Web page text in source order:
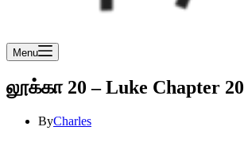
Menu
லூக்கா 20 – Luke Chapter 20
ByCharles